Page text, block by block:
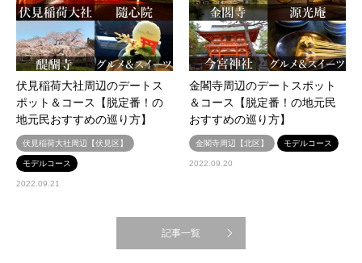
伏見稲荷大社周辺のデートス
ポット＆コース【脱定番！の
地元民おすすめの巡り方】
伏見稲荷大社周辺【伏見区】
モデルコース
2022.09.21
金閣寺周辺のデートスポット
＆コース【脱定番！の地元民
おすすめの巡り方】
金閣寺周辺【北区】 モデルコース
2022.09.20
記事一覧